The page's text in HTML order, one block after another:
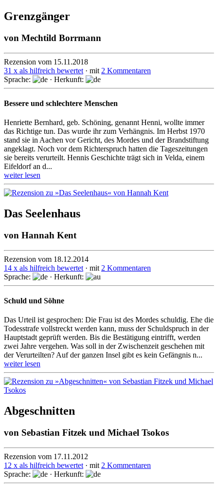
Grenzgänger
von Mechtild Borrmann
Rezension vom 15.11.2018
31 x als hilfreich bewertet · mit 2 Kommentaren
Sprache:
· Herkunft:
Bessere und schlechtere Menschen
Henriette Bernhard, geb. Schöning, genannt Henni, wollte immer
das Richtige tun. Das wurde ihr zum Verhängnis. Im Herbst 1970
stand sie in Aachen vor Gericht, des Mordes und der Brand­stiftung
angeklagt. Noch vor dem Richter­spruch hatten die Tages­zeitun­gen
sie bereits verurteilt. Hennis Geschichte trägt sich in Velda, einem
Eifeldorf an d...
weiter lesen
Das Seelenhaus
von Hannah Kent
Rezension vom 18.12.2014
14 x als hilfreich bewertet · mit 2 Kommentaren
Sprache:
· Herkunft:
Schuld und Söhne
Das Urteil ist gesprochen: Die Frau ist des Mordes schuldig. Ehe die
To­des­stra­fe vollstreckt werden kann, muss der Schuldspruch in der
Hauptstadt geprüft wer­den. Bis die Bestätigung eintrifft, werden
zwei Jahre vergehen. Was soll in der Zwischenzeit geschehen mit
der Verurteilten? Auf der ganzen Insel gibt es kein Gefängnis n...
weiter lesen
Abgeschnitten
von Sebastian Fitzek und Michael Tsokos
Rezension vom 17.11.2012
12 x als hilfreich bewertet · mit 2 Kommentaren
Sprache:
· Herkunft: